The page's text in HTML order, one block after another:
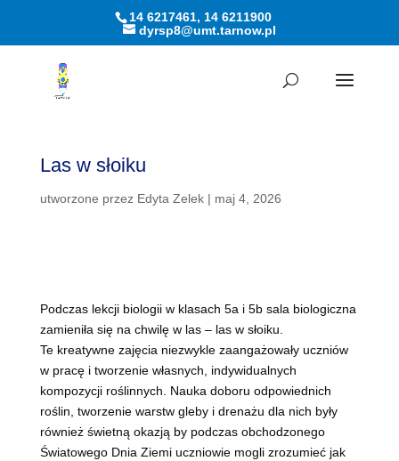
Otwórz pasek narzędzi
14 6217461, 14 6211900
dyrsp8@umt.tarnow.pl
Las w słoiku
utworzone przez Edyta Zelek| maj 4, 2026
Podczas lekcji biologii w klasach 5a i 5b sala biologiczna
zamieniła się na chwilę w las – las w słoiku.
Te kreatywne zajęcia niezwykle zaangażowały uczniów
w pracę i tworzenie własnych, indywidualnych
kompozycji roślinnych. Nauka doboru odpowiednich
roślin, tworzenie warstw gleby i drenażu dla nich były
również świetną okazją by podczas obchodzonego
Światowego Dnia Ziemi uczniowie mogli zrozumieć jak